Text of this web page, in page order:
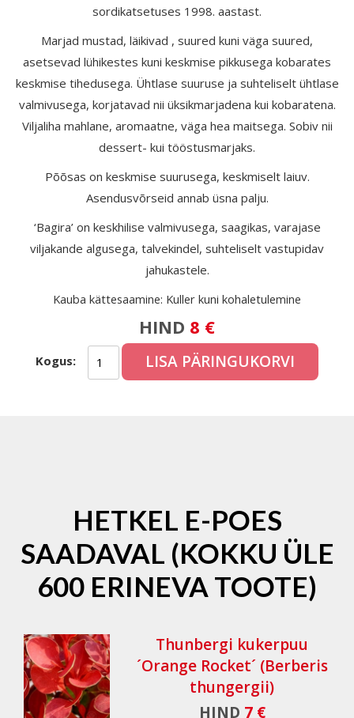
sordikatsetuses 1998. aastast.
Marjad mustad, läikivad , suured kuni väga suured,
asetsevad lühikestes kuni keskmise pikkusega kobarates
keskmise tihedusega. Ühtlase suuruse ja suhteliselt ühtlase
valmivusega, korjatavad nii üksikmarjadena kui kobaratena.
Viljaliha mahlane, aromaatne, väga hea maitsega. Sobiv nii
dessert- kui tööstusmarjaks.
Põõsas on keskmise suurusega, keskmiselt laiuv.
Asendusvõrseid annab üsna palju.
‘Bagira’ on keskhilise valmivusega, saagikas, varajase
viljakande algusega, talvekindel, suhteliselt vastupidav
jahukastele.
Kauba kättesaamine: Kuller kuni kohaletulemine
HIND 8 €
Kogus: LISA PÄRINGUKORVI
HETKEL E-POES
SAADAVAL (KOKKU ÜLE
600 ERINEVA TOOTE)
Thunbergi kukerpuu
´Orange Rocket´ (Berberis
thungergii)
HIND 7 €